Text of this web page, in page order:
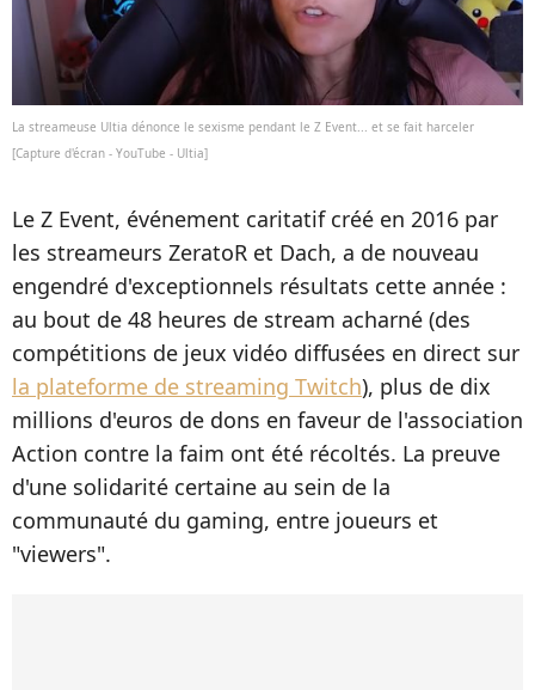
La streameuse Ultia dénonce le sexisme pendant le Z Event... et se fait harceler
[Capture d'écran - YouTube - Ultia]
Le Z Event, événement caritatif créé en 2016 par
les streameurs ZeratoR et Dach, a de nouveau
engendré d'exceptionnels résultats cette année :
au bout de 48 heures de stream acharné (des
compétitions de jeux vidéo diffusées en direct sur
la plateforme de streaming Twitch), plus de dix
millions d'euros de dons en faveur de l'association
Action contre la faim ont été récoltés. La preuve
d'une solidarité certaine au sein de la
communauté du gaming, entre joueurs et
"viewers".